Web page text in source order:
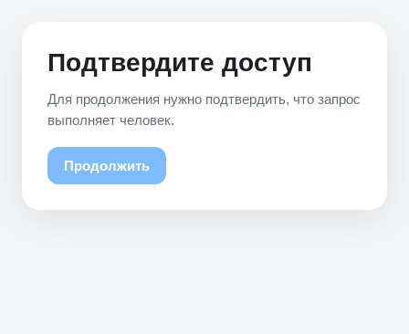
Подтвердите доступ
Для продолжения нужно подтвердить, что запрос
выполняет человек.
Продолжить